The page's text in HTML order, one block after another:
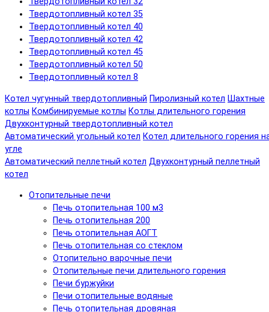
Твердотопливный котел 35
Твердотопливный котел 40
Твердотопливный котел 42
Твердотопливный котел 45
Твердотопливный котел 50
Твердотопливный котел 8
Котел чугунный твердотопливный Пиролизный котел Шахтные
котлы Комбинируемые котлы Котлы длительного горения
Двухконтурный твердотопливный котел
Автоматический угольный котел Котел длительного горения
угле
Автоматический пеллетный котел Двухконтурный пеллетный
котел
Отопительные печи
Печь отопительная 100 м3
Печь отопительная 200
Печь отопительная АОГТ
Печь отопительная со стеклом
Отопительно варочные печи
Отопительные печи длительного горения
Печи буржуйки
Печи отопительные водяные
Печь отопительная дровяная